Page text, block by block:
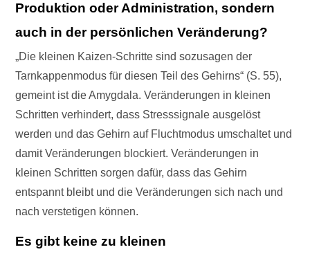
Produktion oder Administration, sondern
auch in der persönlichen Veränderung?
„Die kleinen Kaizen-Schritte sind sozusagen der
Tarnkappenmodus für diesen Teil des Gehirns“ (S. 55),
gemeint ist die Amygdala. Veränderungen in kleinen
Schritten verhindert, dass Stresssignale ausgelöst
werden und das Gehirn auf Fluchtmodus umschaltet und
damit Veränderungen blockiert. Veränderungen in
kleinen Schritten sorgen dafür, dass das Gehirn
entspannt bleibt und die Veränderungen sich nach und
nach verstetigen können.
Es gibt keine zu kleinen